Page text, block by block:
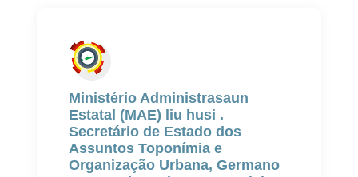
Ministério Administrasaun
Estatal (MAE) liu husi .
Secretário de Estado dos
Assuntos Toponímia e
Organização Urbana, Germano